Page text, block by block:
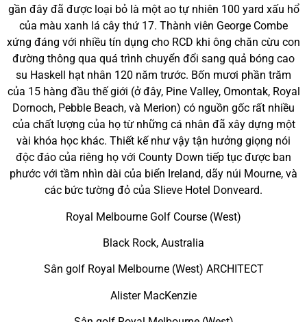
gần đây đã được loại bỏ là một ao tự nhiên 100 yard xấu hổ
của màu xanh lá cây thứ 17. Thành viên George Combe
xứng đáng với nhiều tín dụng cho RCD khi ông chăn cừu con
đường thông qua quá trình chuyển đổi sang quả bóng cao
su Haskell hạt nhân 120 năm trước. Bốn mươi phần trăm
của 15 hàng đầu thế giới (ở đây, Pine Valley, Omontak, Royal
Dornoch, Pebble Beach, và Merion) có nguồn gốc rất nhiều
của chất lượng của họ từ những cá nhân đã xây dựng một
vài khóa học khác. Thiết kế như vậy tận hưởng giọng nói
độc đáo của riêng họ với County Down tiếp tục được ban
phước với tầm nhìn dài của biển Ireland, dãy núi Mourne, và
các bức tường đỏ của Slieve Hotel Donveard.
Royal Melbourne Golf Course (West)
Black Rock, Australia
Sân golf Royal Melbourne (West) ARCHITECT
Alister MacKenzie